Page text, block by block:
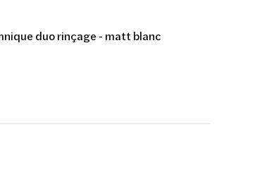
duo rinçage - matt blanc